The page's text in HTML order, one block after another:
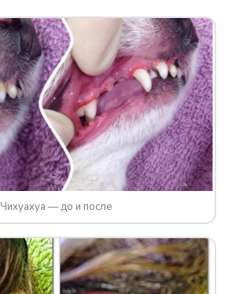
Чихуахуа — до и после